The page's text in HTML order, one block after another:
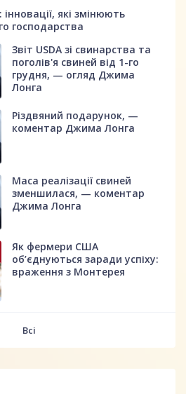
які змінюють
господарства
Звіт USDA зі свинарства та
поголів'я свиней від 1-го
грудня, — огляд Джима
Лонга
Різдвяний подарунок, —
коментар Джима Лонга
Маса реалізації свиней
зменшилася, — коментар
Джима Лонга
Як фермери США
об’єднуються заради успіху:
враження з Монтерея
Всі